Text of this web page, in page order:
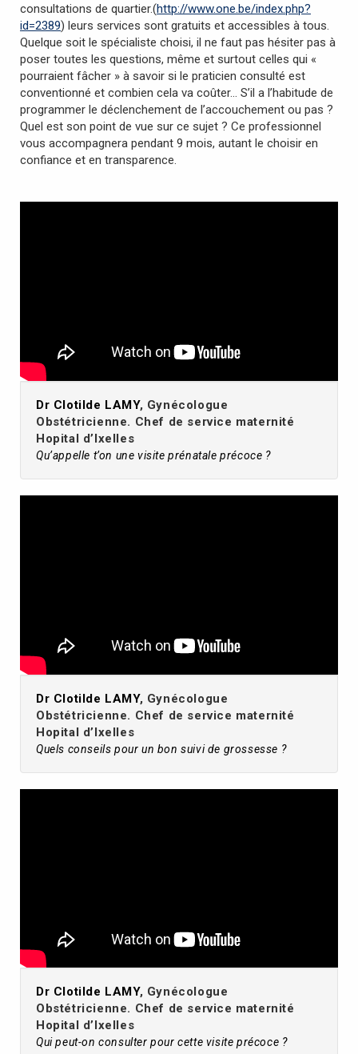
consultations de quartier.(http://www.one.be/index.php?
id=2389) leurs services sont gratuits et accessibles à tous.
Quelque soit le spécialiste choisi, il ne faut pas hésiter pas à
poser toutes les questions, même et surtout celles qui «
pourraient fâcher » à savoir si le praticien consulté est
conventionné et combien cela va coûter… S’il a l’habitude de
programmer le déclenchement de l’accouchement ou pas ?
Quel est son point de vue sur ce sujet ? Ce professionnel
vous accompagnera pendant 9 mois, autant le choisir en
confiance et en transparence.
Dr Clotilde LAMY, Gynécologue
Obstétricienne. Chef de service maternité
Hopital d’Ixelles
Qu’appelle t’on une visite prénatale précoce ?
Dr Clotilde LAMY, Gynécologue
Obstétricienne. Chef de service maternité
Hopital d’Ixelles
Quels conseils pour un bon suivi de grossesse ?
Dr Clotilde LAMY, Gynécologue
Obstétricienne. Chef de service maternité
Hopital d’Ixelles
Qui peut-on consulter pour cette visite précoce ?